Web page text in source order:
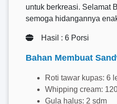
untuk berkreasi. Selamat
semoga hidangannya
Hasil : 6 Porsi
Bahan Membuat
Roti tawar kupas: 6
Whipping cream:
Gula halus: 2 sdm